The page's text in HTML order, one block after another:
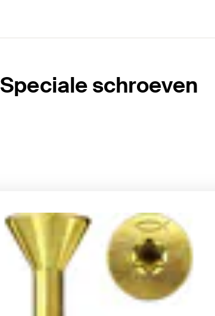
Speciale schroeven